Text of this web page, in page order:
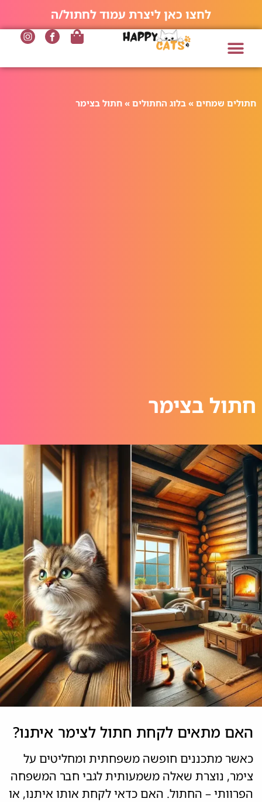
לחצו כאן ליצרת עמוד לחתול/ה
חתולים שמחים » בלוג החתולים » חתול בצימר
חתול בצימר
האם מתאים לקחת חתול לצימר איתנו?
כאשר מתכננים חופשה משפחתית ומחליטים על
צימר, נוצרת שאלה משמעותית לגבי חבר המשפחה
הפרוותי – החתול. האם כדאי לקחת אותו איתנו, או